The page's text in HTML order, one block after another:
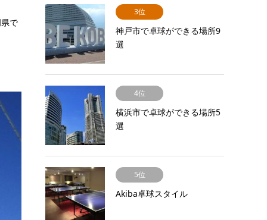
で
3位
神戸市で卓球ができる場所9
選
4位
横浜市で卓球ができる場所5
選
5位
Akiba卓球スタイル